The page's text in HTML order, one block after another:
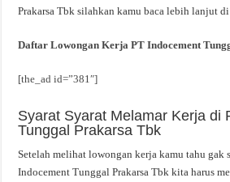
Prakarsa Tbk silahkan kamu baca lebih lanjut di
Daftar Lowongan Kerja PT Indocement
[the_ad id=”381″]
Syarat Syarat Melamar Kerja di
Tunggal Prakarsa Tbk
Setelah melihat lowongan kerja kamu tahu gak
Indocement Tunggal Prakarsa Tbk kita harus